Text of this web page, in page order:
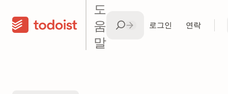
도
움
말
로그인 연락